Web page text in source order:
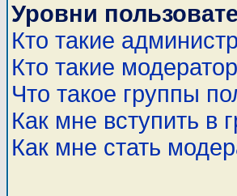
Уровни
Кто такие
Кто такие
Что такое группы
Как мне вступить в
Как мне стать